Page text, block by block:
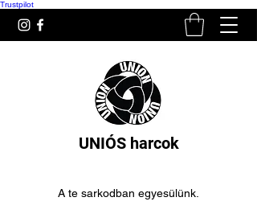
Trustpilot
UNIÓS harcok
A te sarkodban egyesülünk.